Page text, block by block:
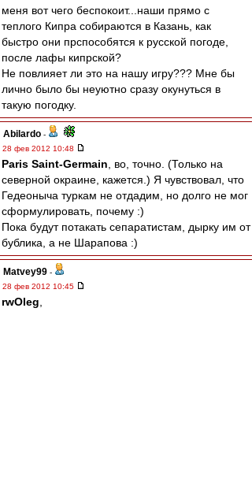
меня вот чего беспокоит...наши прямо с
теплого Кипра собираются в Казань, как
быстро они прспособятся к русской погоде,
после лафы кипрской?
Не повлияет ли это на нашу игру??? Мне бы
лично было бы неуютно сразу окунуться в
такую погодку.
Abilardo -
28 фев 2012 10:48
Paris Saint-Germain , во, точно. (Только на
северной окраине, кажется.) Я чувствовал, что
Гедеоныча туркам не отдадим, но долго не мог
сформулировать, почему :)
Пока будут потакать сепаратистам, дырку им от
бублика, а не Шарапова :)
Matvey99 -
28 фев 2012 10:45
rwOleg